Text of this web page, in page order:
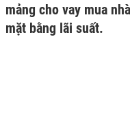
mảng cho vay mua
mặt bằng lãi suất.